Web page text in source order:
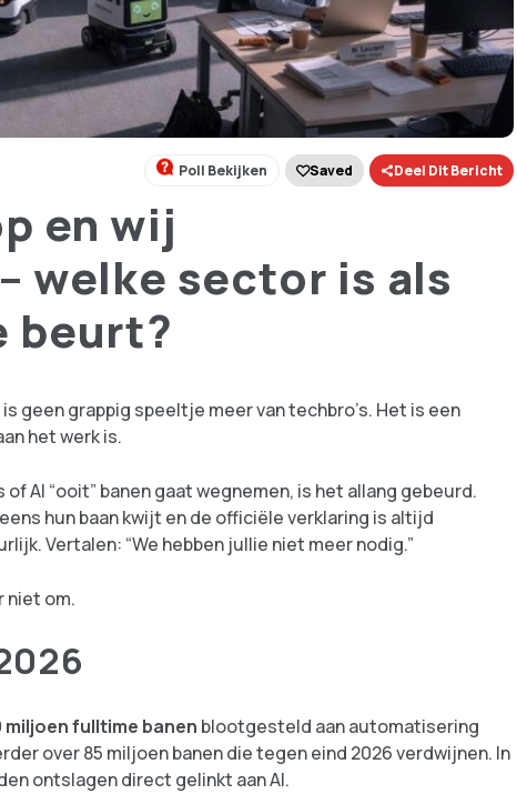
Poll Bekijken Saved Deel Dit Bericht
en wij
welke sector is als
beurt?
geen grappig speeltje meer van techbro’s. Het is een
het werk is.
AI “ooit” banen gaat wegnemen, is het allang gebeurd.
hun baan kwijt en de officiële verklaring is altijd
Vertalen: “We hebben jullie niet meer nodig.”
niet om.
miljoen fulltime banen blootgesteld aan automatisering
over 85 miljoen banen die tegen eind 2026 verdwijnen. In
ontslagen direct gelinkt aan AI.